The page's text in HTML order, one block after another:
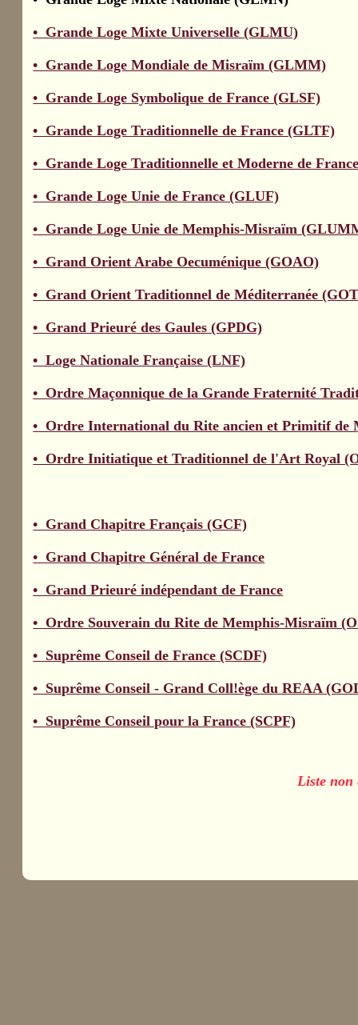
• Grande Loge Mixte Universelle (GLMU)
• Grande Loge Mondiale de Misraïm (GLMM)
• Grande Loge Symbolique de France (GLSF)
• Grande Loge Traditionnelle de France (GLTF)
• Grande Loge Traditionnelle et Moderne de
• Grande Loge Unie de France (GLUF)
• Grande Loge Unie de Memphis-Misraïm
• Grand Orient Arabe Oecuménique (GOAO)
• Grand Orient Traditionnel de Méditerranée
• Grand Prieuré des Gaules (GPDG)
• Loge Nationale Française (LNF)
• Ordre Maçonnique de la Grande Fraternité
• Ordre International du Rite ancien et Primitif de
• Ordre Initiatique et Traditionnel de l'Art Royal
• Grand Chapitre Français (GCF)
• Grand Chapitre Général de France
• Grand Prieuré indépendant de France
• Ordre Souverain du Rite de Memphis-Misraïm
• Suprême Conseil de France (SCDF)
• Suprême Conseil - Grand Coll!ège du REAA
• Suprême Conseil pour la France (SCPF)
Liste non